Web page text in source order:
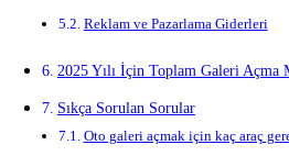
Reklam ve Pazarlama Giderleri
2025 Yılı İçin Toplam Galeri Açma
Sıkça Sorulan Sorular
Oto galeri açmak için kaç araç